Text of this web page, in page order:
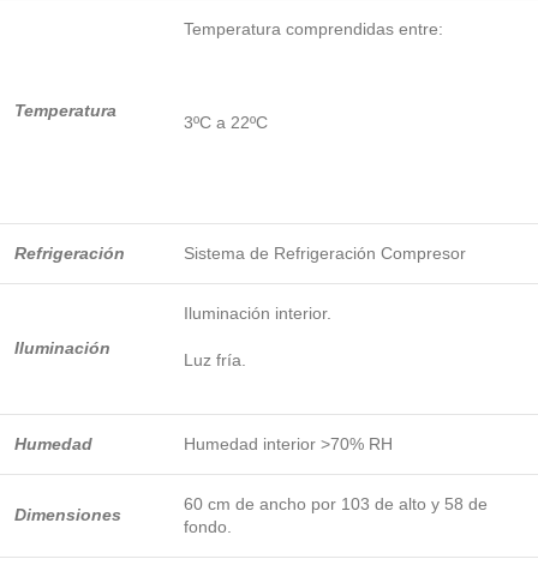
Temperatura
Temperatura comprendidas entre:
3ºC a 22ºC
Refrigeración Sistema de Refrigeración Compresor
Iluminación
Iluminación interior.
Luz fría.
Humedad Humedad interior >70% RH
Dimensiones
60 cm de ancho por 103 de alto y 58 de
fondo.